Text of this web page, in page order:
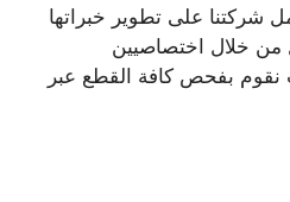
شركتنا على تطوير خبراتها
من خلال اختصاصيين
بفحص كافة القطع عبر